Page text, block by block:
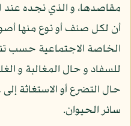
مقاصدها، و الذي نجده عند
أن لكل صنف أو نوع منها
الخاصة الاجتماعية حسب
للسفاد و حال المغالبة و
حال التضرع أو الاستغاثة
سائر الحيوان.